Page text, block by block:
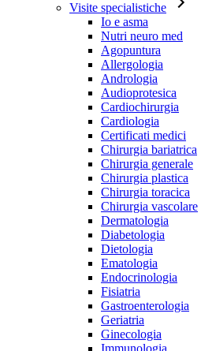
Visite specialistiche
Io e asma
Nutri neuro med
Agopuntura
Allergologia
Andrologia
Audioprotesica
Cardiochirurgia
Cardiologia
Certificati medici
Chirurgia bariatrica
Chirurgia generale
Chirurgia plastica
Chirurgia toracica
Chirurgia vascolare
Dermatologia
Diabetologia
Dietologia
Ematologia
Endocrinologia
Fisiatria
Gastroenterologia
Geriatria
Ginecologia
Immunologia